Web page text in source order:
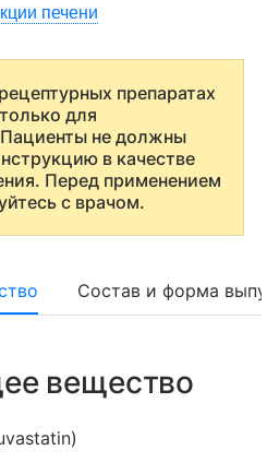
печени
препаратах
для
не должны
в качестве
Перед применением
с врачом.
Состав и форма
вещество